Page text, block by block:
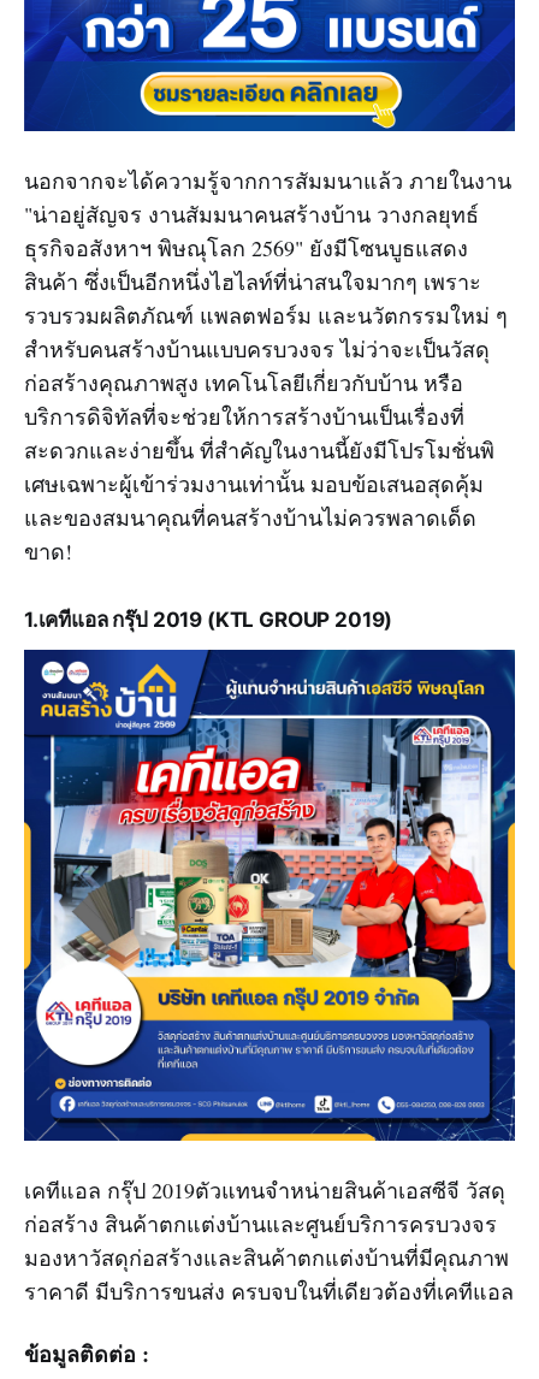
นอกจากจะได้ความรู้จากการสัมมนาแล้ว ภายในงาน
"น่าอยู่สัญจร งานสัมมนาคนสร้างบ้าน วางกลยุทธ์
ธุรกิจอสังหาฯ พิษณุโลก 2569" ยังมีโซนบูธแสดง
สินค้า ซึ่งเป็นอีกหนึ่งไฮไลท์ที่น่าสนใจมากๆ เพราะ
รวบรวมผลิตภัณฑ์ แพลตฟอร์ม และนวัตกรรมใหม่ ๆ
สำหรับคนสร้างบ้านแบบครบวงจร ไม่ว่าจะเป็นวัสดุ
ก่อสร้างคุณภาพสูง เทคโนโลยีเกี่ยวกับบ้าน หรือ
บริการดิจิทัลที่จะช่วยให้การสร้างบ้านเป็นเรื่องที่
สะดวกและง่ายขึ้น ที่สำคัญในงานนี้ยังมีโปรโมชั่นพิ
เศษเฉพาะผู้เข้าร่วมงานเท่านั้น มอบข้อเสนอสุดคุ้ม
และของสมนาคุณที่คนสร้างบ้านไม่ควรพลาดเด็ด
ขาด!
1.เคทีแอล กรุ๊ป 2019 (KTL GROUP 2019)
เคทีแอล กรุ๊ป 2019ตัวแทนจำหน่ายสินค้าเอสซีจี วัสดุ
ก่อสร้าง สินค้าตกแต่งบ้านและศูนย์บริการครบวงจร
มองหาวัสดุก่อสร้างและสินค้าตกแต่งบ้านที่มีคุณภาพ
ราคาดี มีบริการขนส่ง ครบจบในที่เดียวต้องที่เคทีแอล
ข้อมูลติดต่อ :